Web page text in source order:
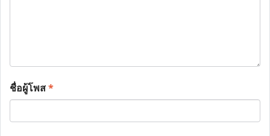
ชื่อผู้โพส*